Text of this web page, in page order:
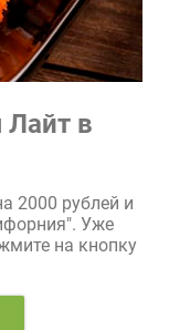
в
2000 рублей и
Уже
на кнопку